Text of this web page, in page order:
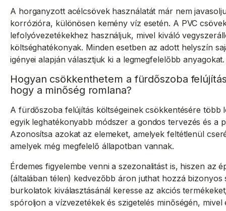
A horganyzott acélcsövek használatát már nem
korrózióra, különösen kemény víz esetén. A PVC
lefolyóvezetékekhez használjuk, mivel kiváló
költséghatékonyak. Minden esetben az adott helyszín
igényei alapján választjuk ki a legmegfelelőbb anyagokat.
Hogyan csökkenthetem a fürdőszoba
hogy a minőség romlana?
A fürdőszoba felújítás költségeinek csökkentésére több
egyik leghatékonyabb módszer a gondos tervezés és a
Azonosítsa azokat az elemeket, amelyek feltétlenül
amelyek még megfelelő állapotban vannak.
Érdemes figyelembe venni a szezonalitást is, hiszen az
(általában télen) kedvezőbb áron juthat hozzá bizonyos
burkolatok kiválasztásánál keresse az akciós
spóroljon a vízvezetékek és szigetelés minőségén,